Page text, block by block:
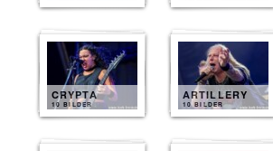
CRYPTA
10 BILDER
ARTILLERY
10 BILDER